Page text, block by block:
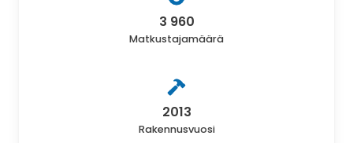
3 960
Matkustajamäärä
2013
Rakennusvuosi